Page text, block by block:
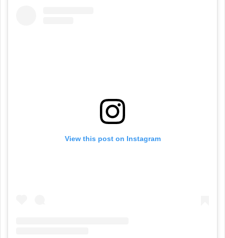
View this post on Instagram